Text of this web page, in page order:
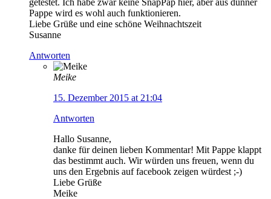
Pappe wird es wohl auch funktionieren.
Liebe Grüße und eine schöne Weihnachtszeit
Susanne
Antworten
Meike
15. Dezember 2015 at 21:04
Antworten
Hallo Susanne,
danke für deinen lieben Kommentar! Mit Pappe klappt
das bestimmt auch. Wir würden uns freuen, wenn du
uns den Ergebnis auf facebook zeigen würdest ;-)
Liebe Grüße
Meike